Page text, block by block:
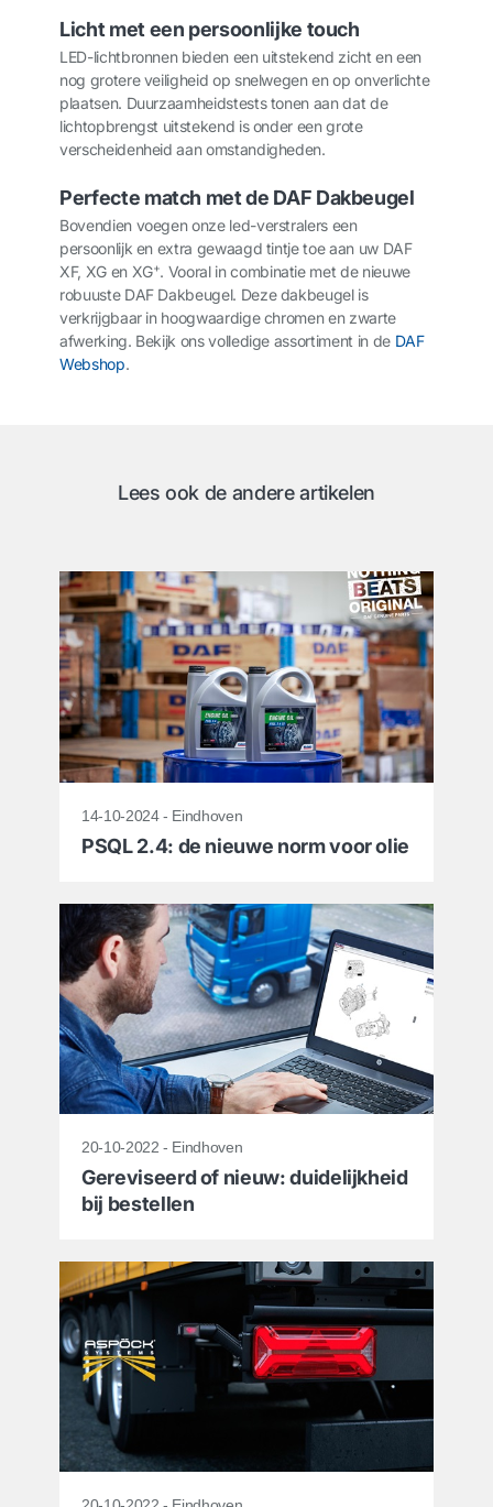
Licht met een persoonlijke touch
LED-lichtbronnen bieden een uitstekend zicht en een
nog grotere veiligheid op snelwegen en op onverlichte
plaatsen. Duurzaamheidstests tonen aan dat de
lichtopbrengst uitstekend is onder een grote
verscheidenheid aan omstandigheden.
Perfecte match met de DAF Dakbeugel
Bovendien voegen onze led-verstralers een
persoonlijk en extra gewaagd tintje toe aan uw DAF
XF, XG en XG+. Vooral in combinatie met de nieuwe
robuuste DAF Dakbeugel. Deze dakbeugel is
verkrijgbaar in hoogwaardige chromen en zwarte
afwerking. Bekijk ons volledige assortiment in de DAF
Webshop.
Lees ook de andere artikelen
14-10-2024 - Eindhoven
PSQL 2.4: de nieuwe norm voor olie
20-10-2022 - Eindhoven
Gereviseerd of nieuw: duidelijkheid
bij bestellen